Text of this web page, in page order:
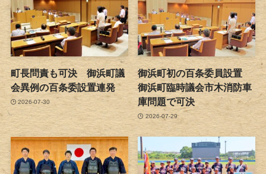
町長問責も可決 御浜町議
会異例の百条委設置連発
2026-07-30
御浜町初の百条委員設置
御浜町臨時議会市木消防車
庫問題で可決
2026-07-29